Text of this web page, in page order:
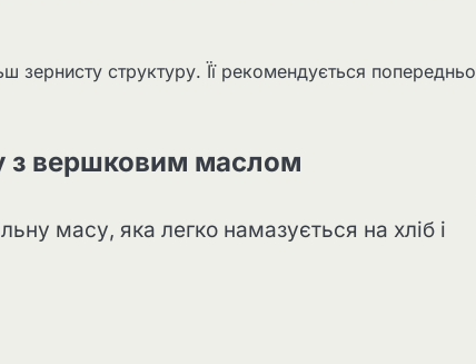
зернисту структуру. Її рекомендується попередньо
з вершковим маслом
масу, яка легко намазується на хліб і